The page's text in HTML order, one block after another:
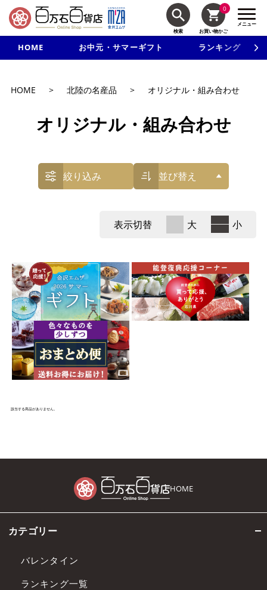
検索
0
お買い物かご
メニュー
HOME お中元・サマーギフト ランキング
新規入会で3千円以上で使える500円クーポンを進呈！
HOME > 北陸の名産品 > オリジナル・組み合わせ
オリジナル・組み合わせ
絞り込み 並び替え
表示切替 大 小
該当する商品がありません。
HOME
カテゴリー
バレンタイン
ランキング一覧